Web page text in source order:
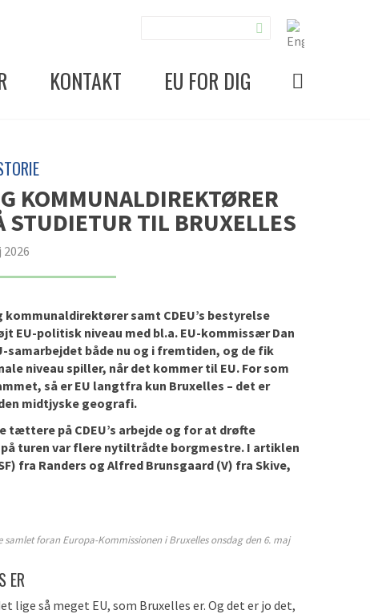
KONTAKT EU FOR DIG
KOMMUNALDIREKTØRER
STUDIETUR TIL BRUXELLES
2026
kommunaldirektører samt CDEU’s bestyrelse
EU-politisk niveau med bl.a. EU-kommissær Dan
både nu og i fremtiden, og de fik
niveau spiller, når det kommer til EU. For som
så er EU langtfra kun Bruxelles – det er
midtjyske geografi.
på CDEU’s arbejde og for at drøfte
turen var flere nytiltrådte borgmestre. I artiklen
fra Randers og Alfred Brunsgaard (V) fra Skive,
foran Europa-Kommissionen i Bruxelles onsdag den 6. maj
ER
lige så meget EU, som Bruxelles er. Og det er jo det,